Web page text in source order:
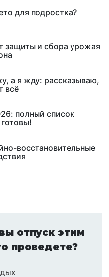
для подростка?
защиты и сбора урожая
а я жду: рассказываю,
всё
полный список
восстановительные
отпуск этим
проведете?